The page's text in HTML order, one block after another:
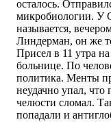
осталось.
микробиологии. У
называется,
Линдерман, он же
Присел в 11 утра
больнице. По
политика. Менты
неудачно упал, что
челюсти сломал.
попадали и